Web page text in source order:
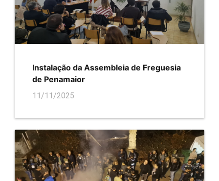
Instalação da Assembleia de Freguesia
de Penamaior
11/11/2025